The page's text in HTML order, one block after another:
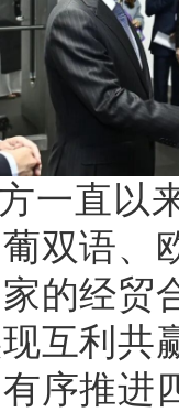
一直以
双语、
的经贸
互利共
序推进